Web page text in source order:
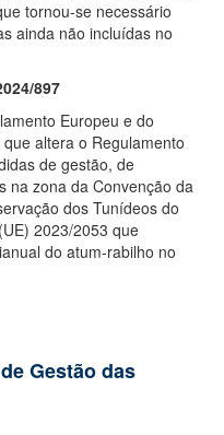
tornou-se necessário
ainda não incluídas no
897
Europeu e do
altera o Regulamento
de gestão, de
na zona da Convenção da
dos Tunídeos do
2023/2053 que
do atum-rabilho no
Gestão das